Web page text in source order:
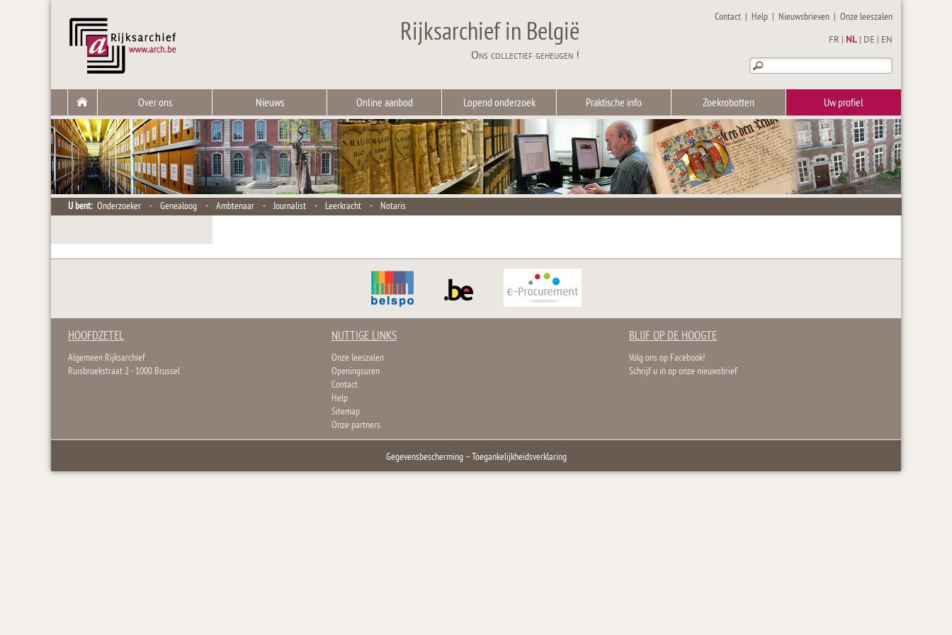
Rijksarchief in België
Ons collectief geheugen !
Contact | Help | Nieuwsbrieven |Onze leeszalen
FR NL DE EN
Over ons Nieuws Online aanbod Lopend onderzoek Praktische info Zoekrobotten Uw profiel
U bent: Onderzoeker - Genealoog - Ambtenaar -Journalist - Leerkracht - Notaris
HOOFDZETEL
Algemeen Rijksarchief
Ruisbroekstraat 2 - 1000 Brussel
NUTTIGE LINKS
Onze leeszalen
Openingsuren
Contact
Help
Sitemap
Onze partners
BLIJF OP DE HOOGTE
Volg ons op Facebook!
Schrijf u in op onze nieuwsbrief
Gegevensbescherming–Toegankelijkheidsverklaring